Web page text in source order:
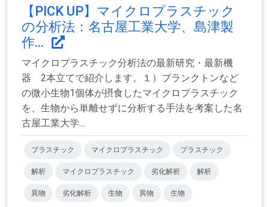
【PICK UP】マイクロプラスチック
の分析法：名古屋工業大学、島津製
作...
マイクロプラスチック分析法の最新研究・最新機
器 2本立てで紹介します。１）プランクトンなど
の微小生物1個体が摂食したマイクロプラスチック
を、生物から単離せずに分析する手法を考案した名
古屋工業大学...
プラスチック マイクロプラスチック プラスチック
解析 マイクロプラスチック 劣化解析 解析
異物 劣化解析 生物 異物 生物